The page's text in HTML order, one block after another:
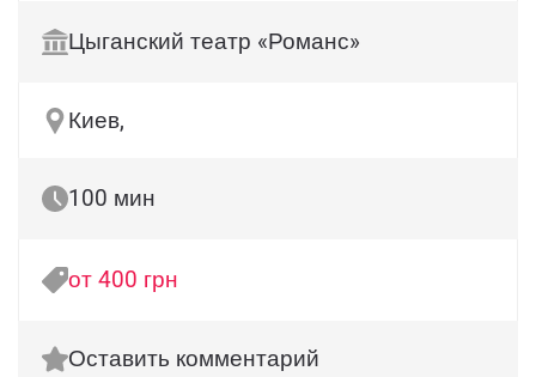
Цыганский театр «Романс»
Киев,
100 мин
от 400 грн
Оставить комментарий